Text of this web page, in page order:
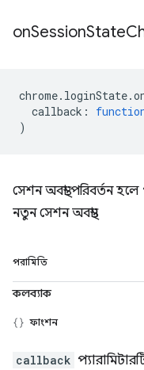
onSessionState
chrome. loginState.
callback :
)
সেশন অবস্থা পরিবর্তন
নতুন সেশন অবস্থা।
পরামিতি
কলব্যাক
ফাংশন
callback